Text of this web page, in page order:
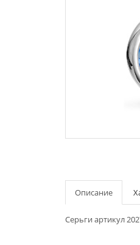
Описание
Серьги артикул